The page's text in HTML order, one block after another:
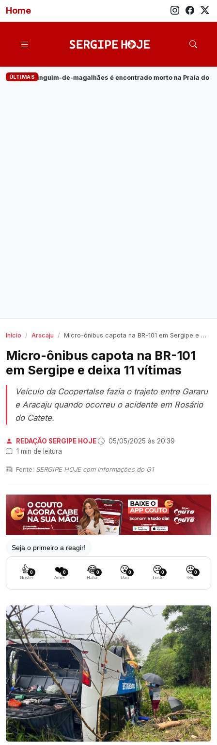
Home
ÚLTIMAS
é encontrado morto na Praia do Saco · Empresa de
Início Aracaju Micro-ônibus capota na BR-101 em Sergipe e deixa 11 vítimas
Micro-ônibus capota na BR-101
em Sergipe e deixa 11 vítimas
Veículo da Coopertalse fazia o trajeto entre Gararu
e Aracaju quando ocorreu o acidente em Rosário
do Catete.
REDAÇÃO SERGIPE HOJE· 05/05/2025 às 20:39·
1 min de leitura
Fonte: SERGIPE HOJE com informações do G1
Seja o primeiro a reagir!
👍0
Gostei
❤️0
Amei
😂0
Haha
😮0
Uau
😢0
Triste
😡0
Grr